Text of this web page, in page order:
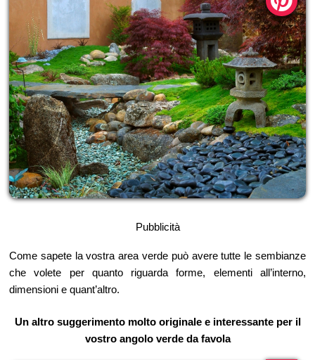
Pubblicità
Come sapete la vostra area verde può avere tutte le sembianze
che volete per quanto riguarda forme, elementi all’interno,
dimensioni e quant’altro.
Un altro suggerimento molto originale e interessante per il
vostro angolo verde da favola